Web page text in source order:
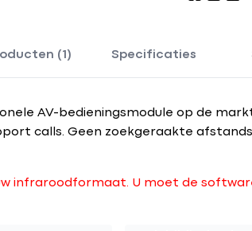
(1) Specificaties
AV-bedieningsmodule op de
calls. Geen zoekgeraakte
infraroodformaat. U moet de